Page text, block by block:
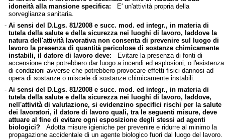
idoneità alla mansione specifica: E' un'attività propria della
sorveglianza sanitaria.
- Ai sensi del D.Lgs. 81/2008 e succ. mod. ed integr., in materia di
tutela della salute e della sicurezza nei luoghi di lavoro, laddove la
natura dell'attività lavorativa non consenta di prevenire sul luogo di
lavoro la presenza di quantità pericolose di sostanze chimicamente
instabili, il datore di lavoro deve: Evitare la presenza di fonti di
accensione che potrebbero dar luogo a incendi ed esplosioni, o l'esistenza
di condizioni avverse che potrebbero provocare effetti fisici dannosi ad
opera di sostanze o miscele di sostanze chimicamente instabili.
- Ai sensi del D.Lgs. 81/2008 e succ. mod. ed integr., in materia di
tutela della salute e della sicurezza nei luoghi di lavoro, laddove,
nell'attività di valutazione, si evidenzino specifici rischi per la salute
dei lavoratori, il datore di lavoro quali, tra le seguenti misure, deve
attuare al fine di evitare ogni esposizione degli stessi ad agenti
biologici?Adotta misure igieniche per prevenire e ridurre al minimo la
propagazione accidentale di un agente biologico fuori dal luogo del lavoro.